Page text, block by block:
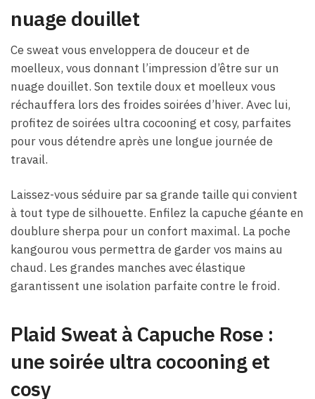
nuage douillet
Ce sweat vous enveloppera de douceur et de
moelleux, vous donnant l’impression d’être sur un
nuage douillet. Son textile doux et moelleux vous
réchauffera lors des froides soirées d’hiver. Avec lui,
profitez de soirées ultra cocooning et cosy, parfaites
pour vous détendre après une longue journée de
travail.
Laissez-vous séduire par sa grande taille qui convient
à tout type de silhouette. Enfilez la capuche géante en
doublure sherpa pour un confort maximal. La poche
kangourou vous permettra de garder vos mains au
chaud. Les grandes manches avec élastique
garantissent une isolation parfaite contre le froid.
Plaid Sweat à Capuche Rose :
une soirée ultra cocooning et
cosy